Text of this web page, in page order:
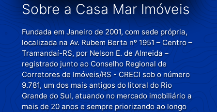
Sobre a Casa Mar Imóveis
Fundada em Janeiro de 2001, com sede própria,
localizada na Av. Rubem Berta nº 1951 – Centro –
Tramandaí-RS, por Nelson E. de Almeida –
registrado junto ao Conselho Regional de
Corretores de Imóveis/RS - CRECI sob o número
9.781, um dos mais antigos do litoral do Rio
Grande do Sul, atuando no mercado imobiliário a
mais de 20 anos e sempre priorizando ao longo